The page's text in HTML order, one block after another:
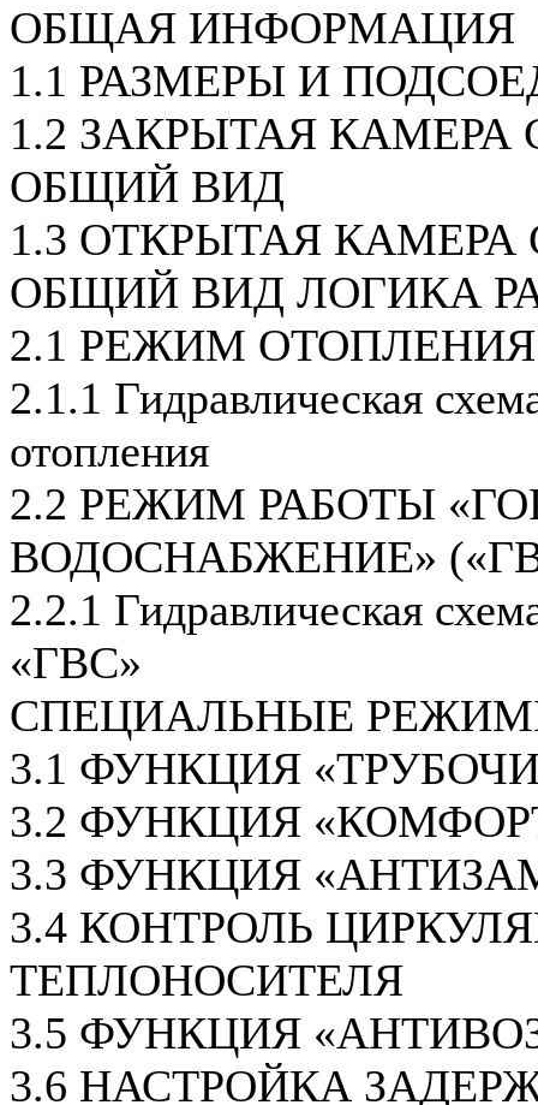
ОБЩАЯ ИНФОРМАЦИЯ
1.1 РАЗМЕРЫ И
1.2 ЗАКРЫТАЯ КАМЕРА
ОБЩИЙ ВИД
1.3 ОТКРЫТАЯ КАМЕРА
ОБЩИЙ ВИД ЛОГИКА
2.1 РЕЖИМ ОТОПЛЕНИЯ
2.1.1 Гидравлическая
отопления
2.2 РЕЖИМ РАБОТЫ
ВОДОСНАБЖЕНИЕ»
2.2.1 Гидравлическая
«ГВС»
СПЕЦИАЛЬНЫЕ
3.1 ФУНКЦИЯ
3.2 ФУНКЦИЯ
3.3 ФУНКЦИЯ
3.4 КОНТРОЛЬ
ТЕПЛОНОСИТЕЛЯ
3.5 ФУНКЦИЯ
3.6 НАСТРОЙКА